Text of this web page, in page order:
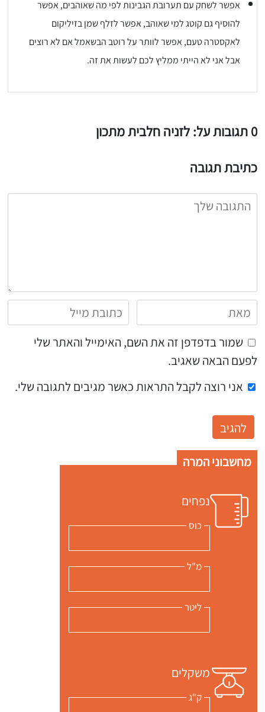
אפשר לשחק עם תערובת הגבינות לפי מה שאוהבים, אפשר
להוסיף גם קוטג למי שאוהב, אפשר לזלף שמן בזיליקום
לאקסטרה טעם, אפשר לוותר על רוטב הבשאמל אם לא רוצים
אבל אני לא הייתי ממליץ לכם לעשות את זה.
0 תגובות על: לזניה חלבית מתכון
כתיבת תגובה
שמור בדפדפן זה את השם, האימייל והאתר שלי
לפעם הבאה שאגיב.
אני רוצה לקבל התראות כאשר מגיבים לתגובה שלי.
מחשבוני המרה
נפחים
כוס
מ"ל
ליטר
משקלים
ק"ג